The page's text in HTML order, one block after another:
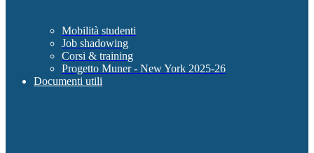
Mobilità studenti
Job shadowing
Corsi & training
Progetto Muner - New York 2025-26
Documenti utili